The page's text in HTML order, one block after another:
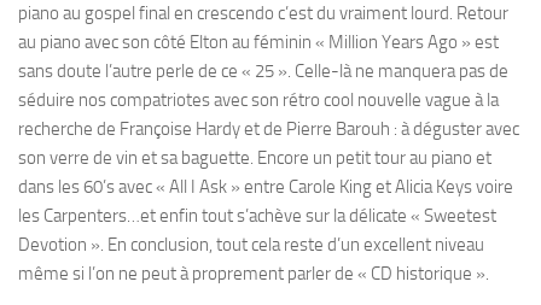
piano au gospel final en crescendo c’est du vraiment lourd. Retour
au piano avec son côté Elton au féminin « Million Years Ago » est
sans doute l’autre perle de ce « 25 ». Celle-là ne manquera pas de
séduire nos compatriotes avec son rétro cool nouvelle vague à la
recherche de Françoise Hardy et de Pierre Barouh : à déguster avec
son verre de vin et sa baguette. Encore un petit tour au piano et
dans les 60’s avec « All I Ask » entre Carole King et Alicia Keys voire
les Carpenters…et enfin tout s’achève sur la délicate « Sweetest
Devotion ». En conclusion, tout cela reste d’un excellent niveau
même si l’on ne peut à proprement parler de « CD historique ».